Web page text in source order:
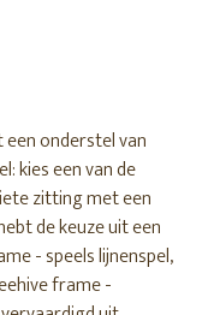
onderstel van
kies een van de
zitting met een
de keuze uit een
- speels lijnenspel,
frame -